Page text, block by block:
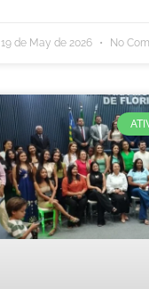
19 de May de 2026 No